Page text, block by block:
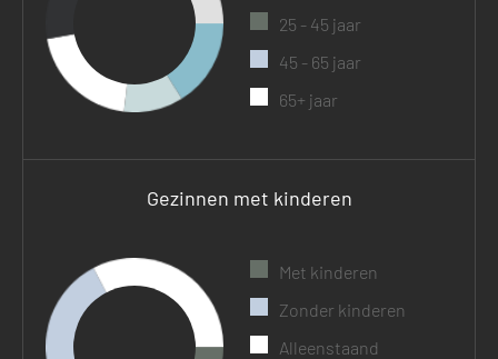
25 - 45 jaar
45 - 65 jaar
65+ jaar
Gezinnen met kinderen
Met kinderen
Zonder kinderen
Alleenstaand